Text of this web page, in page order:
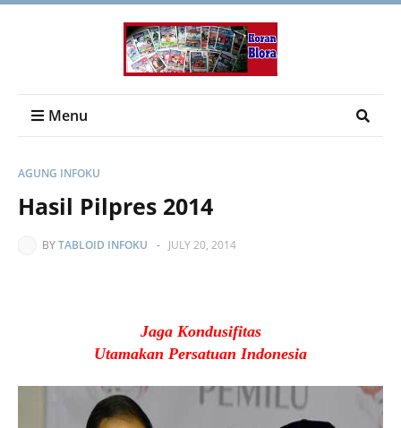
Menu
AGUNG INFOKU
Hasil Pilpres 2014
BYTABLOID INFOKU - JULY 20, 2014
Jaga Kondusifitas
Utamakan Persatuan Indonesia